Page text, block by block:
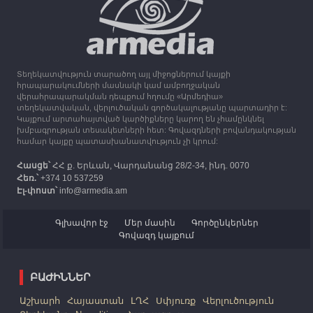
30.09.2023
Միացյալ Թագավորությունը 1 միլիոն ֆունտ
ստեռլինգ կհատկացնի՝ աջակցելու Լեռնային
Ղարաբաղից բռնի տեղահանվածներին
12:25 30.09.2023
Հայաստան է ժամանել բռնի տեղահանված 100
հազար 417 արցախցի
Տեղեկատվություն տարածող այլ միջոցներում կայքի
հրապարակումների մասնակի կամ ամբողջական
վերահրապարակման դեպքում հղումը «Արմեդիա»
տեղեկատվական, վերլուծական գործակալությանը պարտադիր է:
Կայքում արտահայտված կարծիքները կարող են չհամընկնել
խմբագրության տեսակետների հետ: Գովազդների բովանդակության
համար կայքը պատասխանատվություն չի կրում:
Հասցե՝ՀՀ ք. Երևան, Վարդանանց 28/2-34, ինդ. 0070
Հեռ.՝+374 10 537259
Էլ-փոստ՝info@armedia.am
Գլխավոր էջ Մեր մասին
Գործընկերներ
Գովազդ կայքում
ԲԱԺԻՆՆԵՐ
Աշխարհ Հայաստան ԼՂՀ Սփյուռք
Վերլուծություն